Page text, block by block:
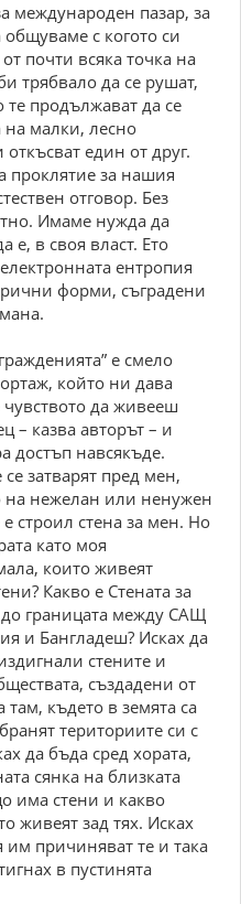
международен пазар, за
с когото си
почти всяка точка на
трябвало да се рушат,
продължават да се
на малки, лесно
един от друг.
проклятие за нашия
отговор. Без
Имаме нужда да
е, в своя власт. Ето
ентропия
форми, съградени
е смело
който ни дава
чувството да живееш
– казва авторът – и
достъп навсякъде.
затварят пред мен,
на нежелан или ненужен
строил стена за мен. Но
като моя
които живеят
Какво е Стената за
границата между САЩ
и Бангладеш? Исках да
стените и
създадени от
там, където в земята са
териториите си с
да бъда сред хората,
сянка на близката
има стени и какво
живеят зад тях. Исках
им причиняват те и така
в пустинята